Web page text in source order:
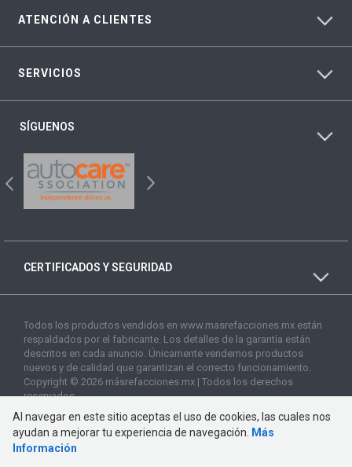
ATENCIÓN A CLIENTES
SERVICIOS
SÍGUENOS
CERTIFICADOS Y SEGURIDAD
Todos los productos vendidos en www.masrefacciones.mx están
respaldados por el fabricante. Los detalles de la garantía están
descritos en cada anuncio. Únicamente vendemos productos
nuevos y de calidad que garantizan el correcto funcionamiento.
Copyright © 2026 másrefacciones.mx | Todos los derechos
reservados
Al navegar en este sitio aceptas el uso de cookies, las cuales nos
ayudan a mejorar tu experiencia de navegación.
Más
Información